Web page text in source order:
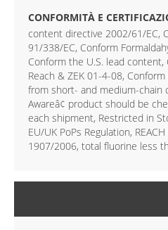
content directive 2002/61/EC,
91/338/EC, Conform
Conform the U.S. lead
Reach & ZEK 01-4-08,
from short- and medium-chain
Awareâ¢ product should be
each shipment, Restricted in
EU/UK PoPs Regulation,
1907/2006, total fluorine less